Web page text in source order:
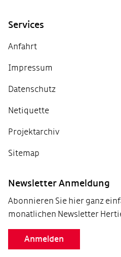
Services
Anfahrt
Impressum
Datenschutz
Netiquette
Projektarchiv
Sitemap
Newsletter Anmeldung
Abonnieren Sie hier ganz
monatlichen Newsletter
Anmelden